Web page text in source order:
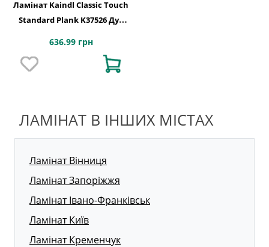
Ламінат Kaindl Classic Touch
Standard Plank K37526 Дуб
636.99 грн
ЛАМІНАТ В ІНШИХ МІСТАХ
Ламінат Вінниця
Ламінат Запоріжжя
Ламінат Івано-Франківськ
Ламінат Київ
Ламінат Кременчук